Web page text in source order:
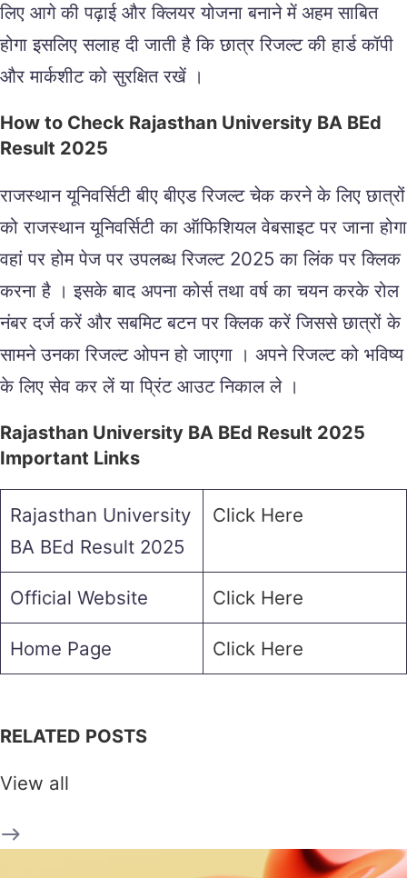
लिए आगे की पढ़ाई और क्लियर योजना बनाने में अहम साबित
होगा इसलिए सलाह दी जाती है कि छात्र रिजल्ट की हार्ड कॉपी
और मार्कशीट को सुरक्षित रखें ।
How to Check Rajasthan University BA BEd
Result 2025
राजस्थान यूनिवर्सिटी बीए बीएड रिजल्ट चेक करने के लिए छात्रों
को राजस्थान यूनिवर्सिटी का ऑफिशियल वेबसाइट पर जाना होगा
वहां पर होम पेज पर उपलब्ध रिजल्ट 2025 का लिंक पर क्लिक
करना है । इसके बाद अपना कोर्स तथा वर्ष का चयन करके रोल
नंबर दर्ज करें और सबमिट बटन पर क्लिक करें जिससे छात्रों के
सामने उनका रिजल्ट ओपन हो जाएगा । अपने रिजल्ट को भविष्य
के लिए सेव कर लें या प्रिंट आउट निकाल ले ।
Rajasthan University BA BEd Result 2025
Important Links
Rajasthan University
BA BEd Result 2025
Click Here
Official Website Click Here
Home Page Click Here
RELATED POSTS
View all